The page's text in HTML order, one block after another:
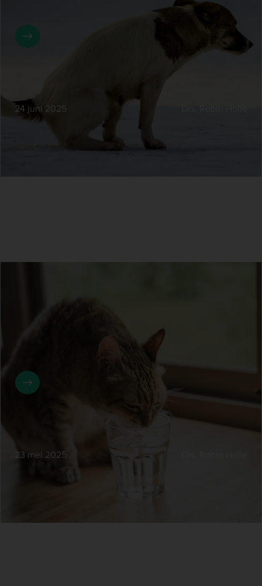
en strikte hygiëne in huis. U kunt thuis een eerste check
doen met de Fassisi Giardia ontlasting sneltest; het
advies is om ontlasting van 3 dagen te verzamelen
omdat giardia onregelmatig wordt uitgescheiden.
24 juni 2025
waterinname bij katten met 43%
Hoe verhoogt u de waterinname van uw kat?Door
ijsblokjes toe te voegen aan het drinkwater kan de
waterinname van katten met 43% toenemen. Dit helpt
voorkomen.
23 mei 2025